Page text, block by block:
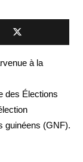
à la
des Élections
guinéens (GNF).